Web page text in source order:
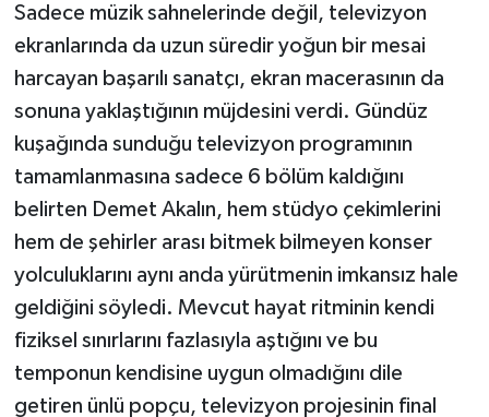
Sadece müzik sahnelerinde değil, televizyon
ekranlarında da uzun süredir yoğun bir mesai
harcayan başarılı sanatçı, ekran macerasının da
sonuna yaklaştığının müjdesini verdi. Gündüz
kuşağında sunduğu televizyon programının
tamamlanmasına sadece 6 bölüm kaldığını
belirten Demet Akalın, hem stüdyo çekimlerini
hem de şehirler arası bitmek bilmeyen konser
yolculuklarını aynı anda yürütmenin imkansız hale
geldiğini söyledi. Mevcut hayat ritminin kendi
fiziksel sınırlarını fazlasıyla aştığını ve bu
temponun kendisine uygun olmadığını dile
getiren ünlü popçu, televizyon projesinin final